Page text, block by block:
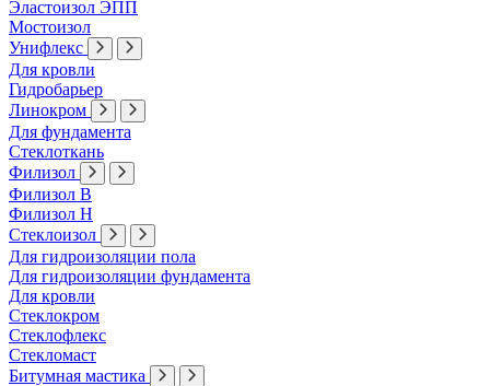
Эластоизол ЭПП
Мостоизол
Унифлекс
Для кровли
Гидробарьер
Линокром
Для фундамента
Стеклоткань
Филизол
Филизол В
Филизол Н
Стеклоизол
Для гидроизоляции пола
Для гидроизоляции фундамента
Для кровли
Стеклокром
Стеклофлекс
Стекломаст
Битумная мастика